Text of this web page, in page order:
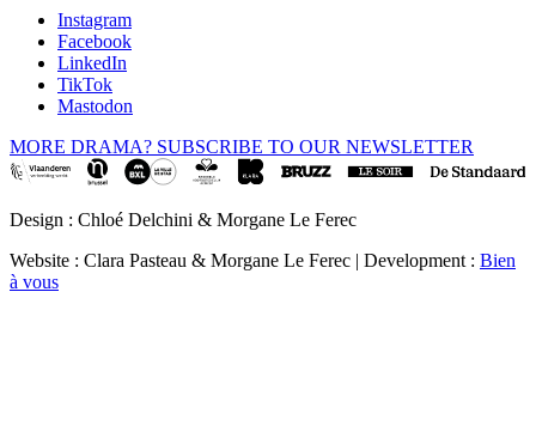
Instagram
Facebook
LinkedIn
TikTok
Mastodon
MORE DRAMA? SUBSCRIBE TO OUR NEWSLETTER
Design : Chloé Delchini & Morgane Le Ferec
Website : Clara Pasteau & Morgane Le Ferec | Development : Bien
à vous